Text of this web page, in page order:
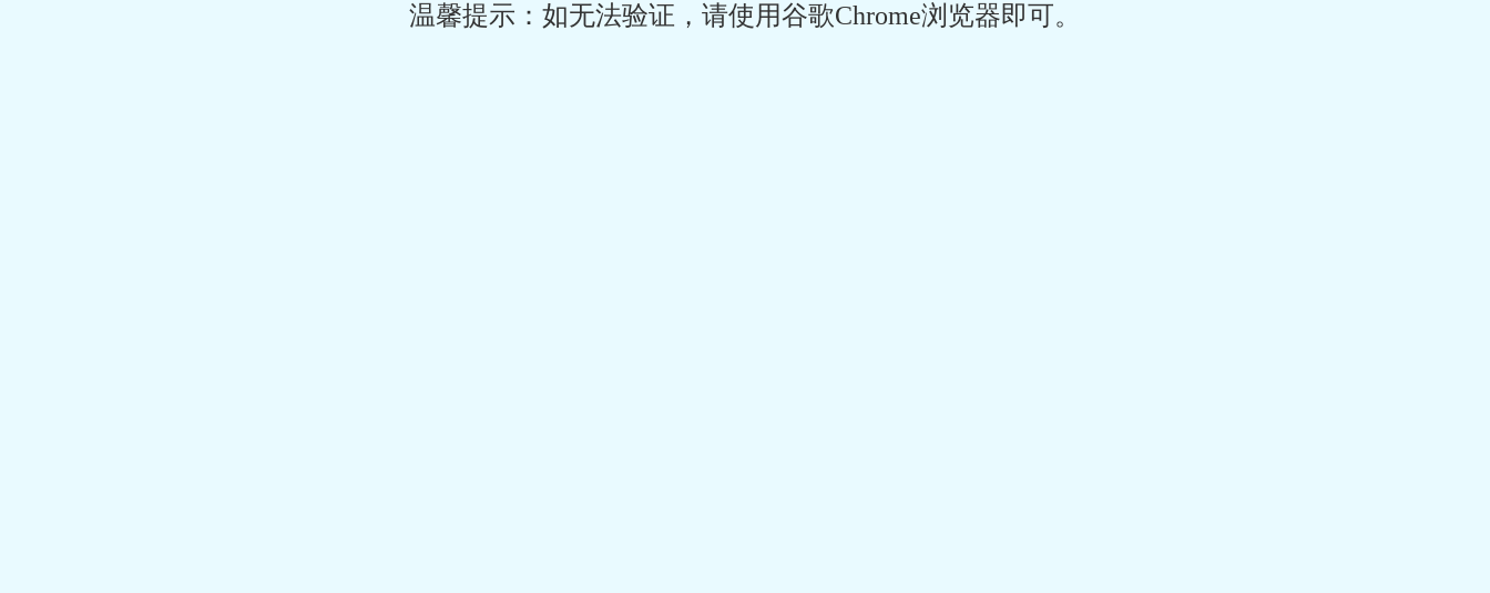
温馨提示：如无法验证，请使用谷歌Chrome浏览器即可。